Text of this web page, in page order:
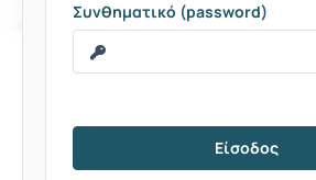
Συνθηματικό (password)